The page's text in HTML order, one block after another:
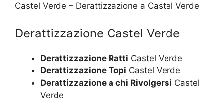
Castel Verde – Derattizzazione a Castel Verde
Derattizzazione Castel Verde
Derattizzazione Ratti Castel Verde
Derattizzazione Topi Castel Verde
Derattizzazione a chi Rivolgersi Castel
Verde